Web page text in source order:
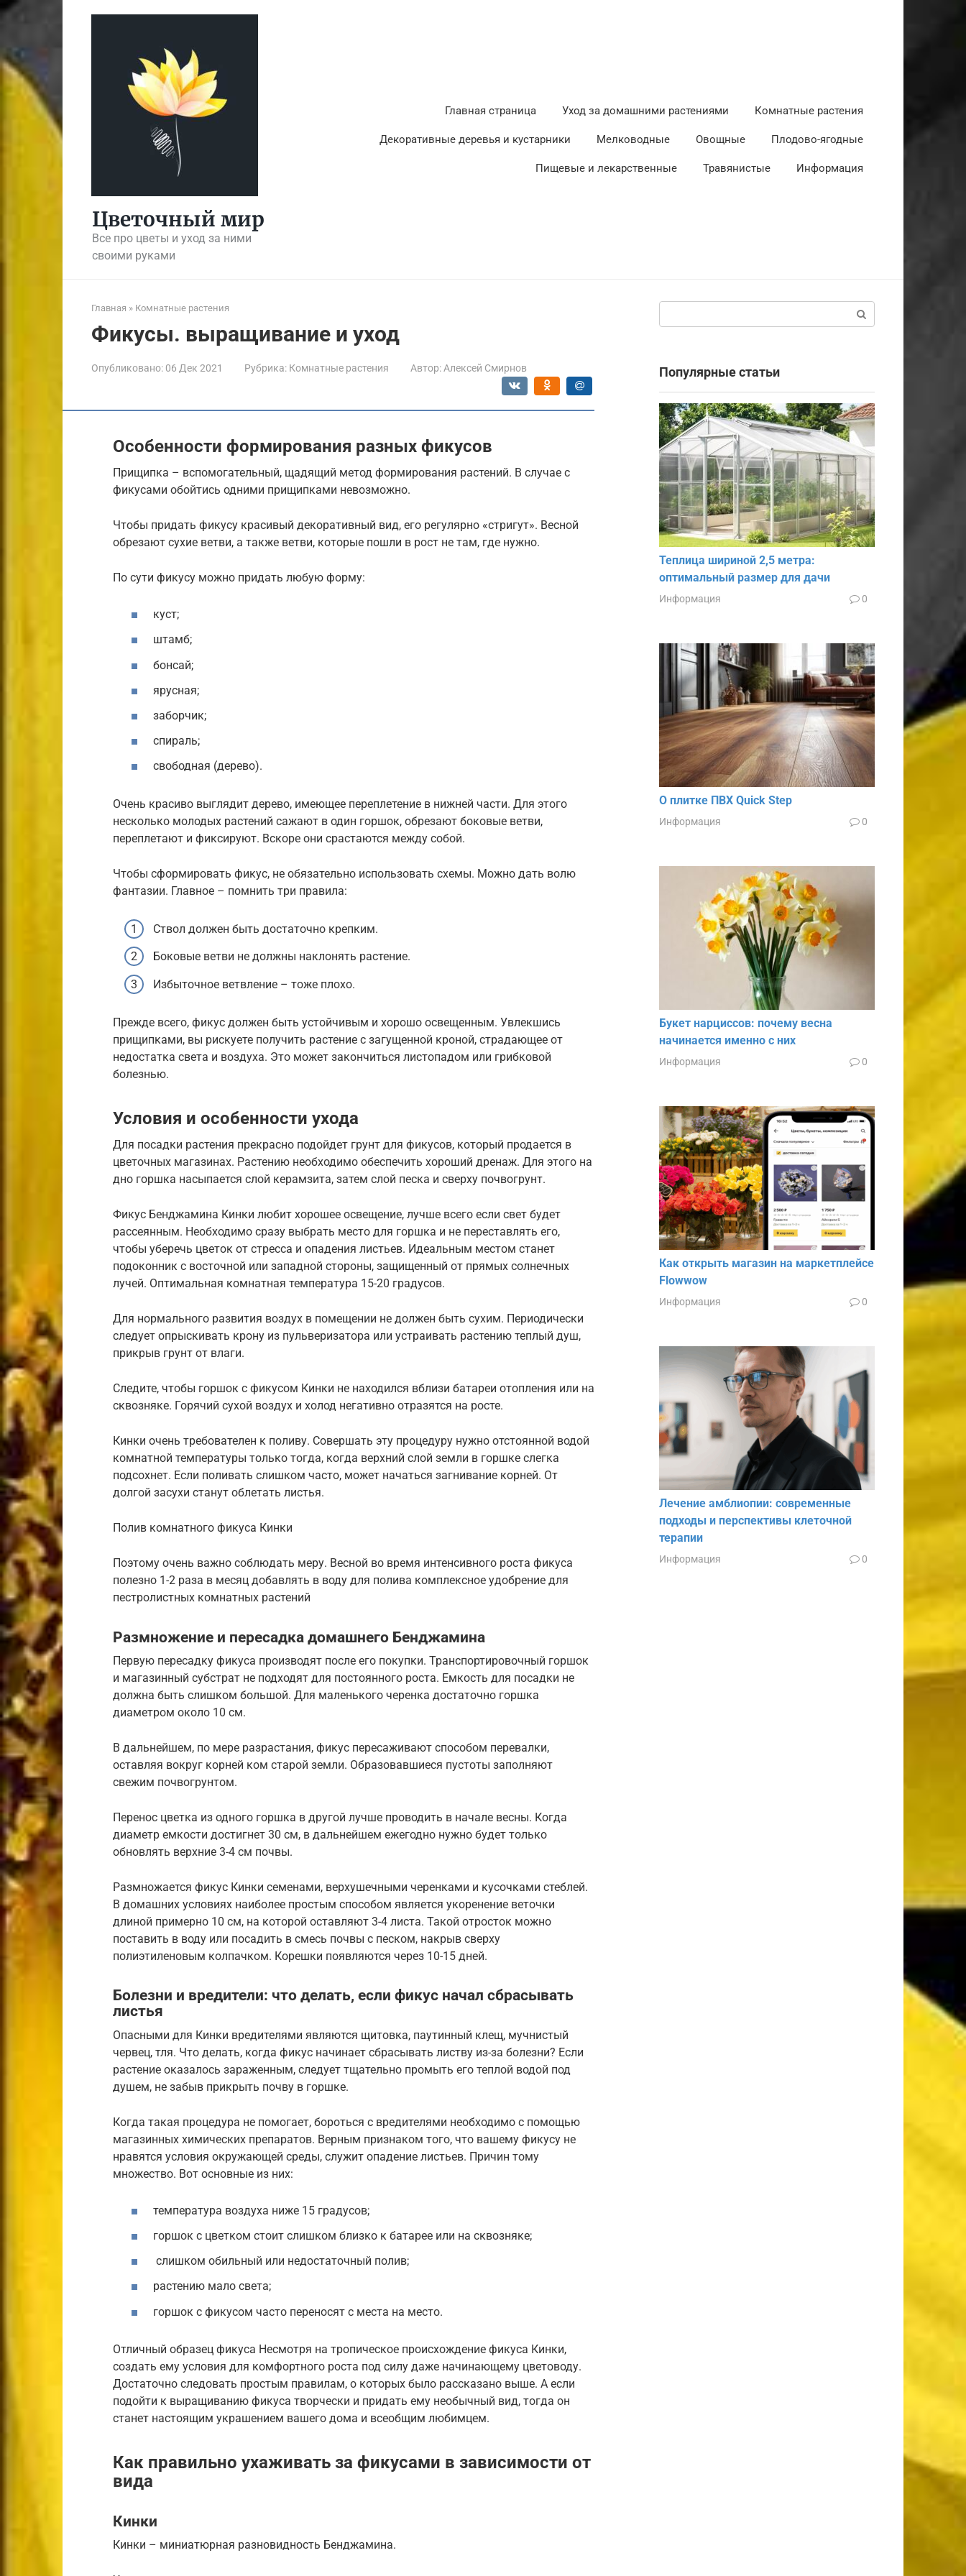
Перейти
Цветочный мир
Все про цветы и уход за ними
своими руками
Главная страница Уход за домашними растениями Комнатные растения
Декоративные деревья и кустарники Мелководные Овощные Плодово-ягодные
Пищевые и лекарственные Травянистые Информация
Главная » Комнатные растения
Фикусы. выращивание и уход
Опубликовано: 06 Дек 2021 Рубрика: Комнатные растения Автор: Алексей Смирнов
Особенности формирования разных фикусов
Прищипка – вспомогательный, щадящий метод формирования растений. В случае с
фикусами обойтись одними прищипками невозможно.
Чтобы придать фикусу красивый декоративный вид, его регулярно «стригут». Весной
обрезают сухие ветви, а также ветви, которые пошли в рост не там, где нужно.
По сути фикусу можно придать любую форму:
куст;
штамб;
бонсай;
ярусная;
заборчик;
спираль;
свободная (дерево).
Очень красиво выглядит дерево, имеющее переплетение в нижней части. Для этого
несколько молодых растений сажают в один горшок, обрезают боковые ветви,
переплетают и фиксируют. Вскоре они срастаются между собой.
Чтобы сформировать фикус, не обязательно использовать схемы. Можно дать волю
фантазии. Главное – помнить три правила:
Ствол должен быть достаточно крепким.
Боковые ветви не должны наклонять растение.
Избыточное ветвление – тоже плохо.
Прежде всего, фикус должен быть устойчивым и хорошо освещенным. Увлекшись
прищипками, вы рискуете получить растение с загущенной кроной, страдающее от
недостатка света и воздуха. Это может закончиться листопадом или грибковой
болезнью.
Условия и особенности ухода
Для посадки растения прекрасно подойдет грунт для фикусов, который продается в
цветочных магазинах. Растению необходимо обеспечить хороший дренаж. Для этого на
дно горшка насыпается слой керамзита, затем слой песка и сверху почвогрунт.
Фикус Бенджамина Кинки любит хорошее освещение, лучше всего если свет будет
рассеянным. Необходимо сразу выбрать место для горшка и не переставлять его,
чтобы уберечь цветок от стресса и опадения листьев. Идеальным местом станет
подоконник с восточной или западной стороны, защищенный от прямых солнечных
лучей. Оптимальная комнатная температура 15-20 градусов.
Для нормального развития воздух в помещении не должен быть сухим. Периодически
следует опрыскивать крону из пульверизатора или устраивать растению теплый душ,
прикрыв грунт от влаги.
Следите, чтобы горшок с фикусом Кинки не находился вблизи батареи отопления или на
сквозняке. Горячий сухой воздух и холод негативно отразятся на росте.
Кинки очень требователен к поливу. Совершать эту процедуру нужно отстоянной водой
комнатной температуры только тогда, когда верхний слой земли в горшке слегка
подсохнет. Если поливать слишком часто, может начаться загнивание корней. От
долгой засухи станут облетать листья.
Полив комнатного фикуса Кинки
Поэтому очень важно соблюдать меру. Весной во время интенсивного роста фикуса
полезно 1-2 раза в месяц добавлять в воду для полива комплексное удобрение для
пестролистных комнатных растений
Размножение и пересадка домашнего Бенджамина
Первую пересадку фикуса производят после его покупки. Транспортировочный горшок
и магазинный субстрат не подходят для постоянного роста. Емкость для посадки не
должна быть слишком большой. Для маленького черенка достаточно горшка
диаметром около 10 см.
В дальнейшем, по мере разрастания, фикус пересаживают способом перевалки,
оставляя вокруг корней ком старой земли. Образовавшиеся пустоты заполняют
свежим почвогрунтом.
Перенос цветка из одного горшка в другой лучше проводить в начале весны. Когда
диаметр емкости достигнет 30 см, в дальнейшем ежегодно нужно будет только
обновлять верхние 3-4 см почвы.
Размножается фикус Кинки семенами, верхушечными черенками и кусочками стеблей.
В домашних условиях наиболее простым способом является укоренение веточки
длиной примерно 10 см, на которой оставляют 3-4 листа. Такой отросток можно
поставить в воду или посадить в смесь почвы с песком, накрыв сверху
полиэтиленовым колпачком. Корешки появляются через 10-15 дней.
Болезни и вредители: что делать, если фикус начал сбрасывать
листья
Опасными для Кинки вредителями являются щитовка, паутинный клещ, мучнистый
червец, тля. Что делать, когда фикус начинает сбрасывать листву из-за болезни? Если
растение оказалось зараженным, следует тщательно промыть его теплой водой под
душем, не забыв прикрыть почву в горшке.
Когда такая процедура не помогает, бороться с вредителями необходимо с помощью
магазинных химических препаратов. Верным признаком того, что вашему фикусу не
нравятся условия окружающей среды, служит опадение листьев. Причин тому
множество. Вот основные из них:
температура воздуха ниже 15 градусов;
горшок с цветком стоит слишком близко к батарее или на сквозняке;
слишком обильный или недостаточный полив;
растению мало света;
горшок с фикусом часто переносят с места на место.
Отличный образец фикуса Несмотря на тропическое происхождение фикуса Кинки,
создать ему условия для комфортного роста под силу даже начинающему цветоводу.
Достаточно следовать простым правилам, о которых было рассказано выше. А если
подойти к выращиванию фикуса творчески и придать ему необычный вид, тогда он
станет настоящим украшением вашего дома и всеобщим любимцем.
Как правильно ухаживать за фикусами в зависимости от
вида
Кинки
Кинки – миниатюрная разновидность Бенджамина.
Популярные статьи
Теплица шириной 2,5 метра:
оптимальный размер для дачи
Информация 0
О плитке ПВХ Quick Step
Информация 0
Букет нарциссов: почему весна
начинается именно с них
Информация 0
Как открыть магазин на маркетплейсе
Flowwow
Информация 0
Лечение амблиопии: современные
подходы и перспективы клеточной
терапии
Информация 0